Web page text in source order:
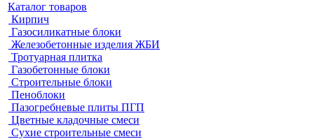
Каталог товаров
Кирпич
Газосиликатные блоки
Железобетонные изделия ЖБИ
Тротуарная плитка
Газобетонные блоки
Строительные блоки
Пеноблоки
Пазогребневые плиты ПГП
Цветные кладочные смеси
Сухие строительные смеси